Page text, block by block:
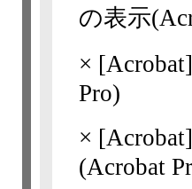
の表示
× [Acrobat]
Pro)
× [Acrobat]
(Acrobat